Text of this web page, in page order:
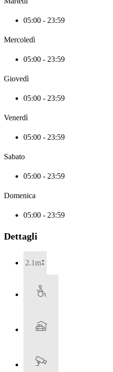
05:00 - 23:59
Mercoledì
05:00 - 23:59
Giovedì
05:00 - 23:59
Venerdì
05:00 - 23:59
Sabato
05:00 - 23:59
Domenica
05:00 - 23:59
Dettagli
2.1m